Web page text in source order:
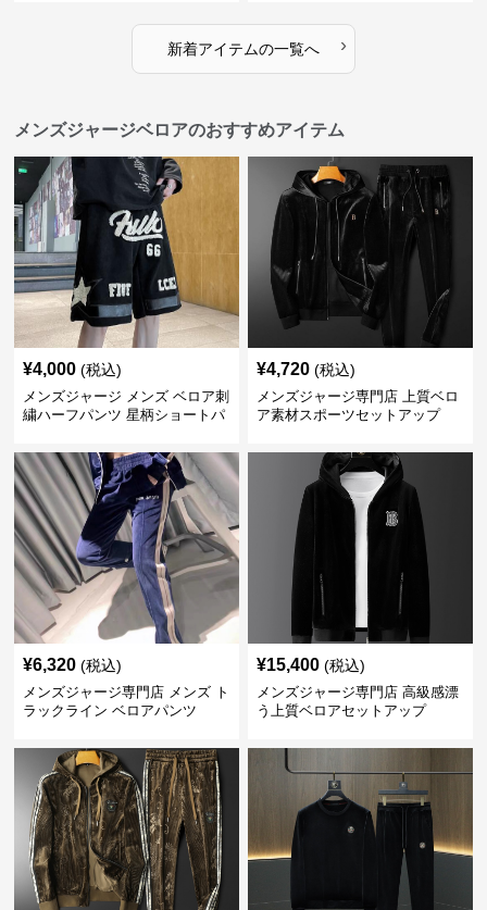
新着アイテムの一覧へ ›
メンズジャージベロアのおすすめアイテム
¥4,000 (税込)
メンズジャージ メンズ ベロア刺
繍ハーフパンツ 星柄ショートパ
¥4,720 (税込)
メンズジャージ専門店 上質ベロ
ア素材スポーツセットアップ
¥6,320 (税込)
メンズジャージ専門店 メンズ ト
ラックライン ベロアパンツ
¥15,400 (税込)
メンズジャージ専門店 高級感漂
う上質ベロアセットアップ